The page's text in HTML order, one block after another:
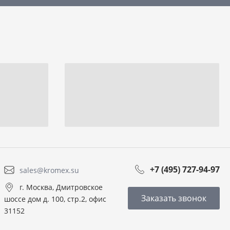
sales@kromex.su +7 (495) 727-94-97
г. Москва, Дмитровское
шоссе дом д. 100, стр.2, офис
31152
Заказать звонок